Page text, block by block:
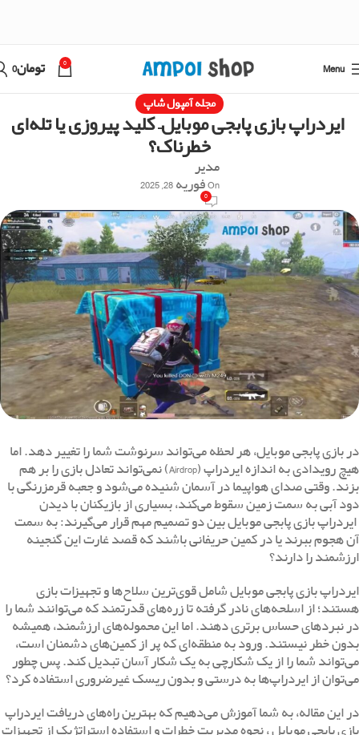
Menu
0 تومان0
مجله آمپول شاپ
ایردراپ بازی پابجی موبایل– کلید پیروزی یا تله‌ای
خطرناک؟
مدیر
On فوریه 28, 2025
0
در بازی پابجی موبایل، هر لحظه می‌تواند سرنوشت شما را تغییر دهد. اما
هیچ رویدادی به اندازه ایردراپ (Airdrop) نمی‌تواند تعادل بازی را بر هم
بزند. وقتی صدای هواپیما در آسمان شنیده می‌شود و جعبه قرمز‌رنگی با
دود آبی به سمت زمین سقوط می‌کند، بسیاری از بازیکنان با دیدن
ایردراپ بازی پابجی موبایل بین دو تصمیم مهم قرار می‌گیرند: به سمت
آن هجوم ببرند یا در کمین حریفانی باشند که قصد غارت این گنجینه
ارزشمند را دارند؟
ایردراپ بازی پابجی موبایل شامل قوی‌ترین سلاح‌ها و تجهیزات بازی
هستند؛ از اسلحه‌های نادر گرفته تا زره‌های قدرتمند که می‌توانند شما را
در نبردهای حساس برتری دهند. اما این محموله‌های ارزشمند، همیشه
بدون خطر نیستند. ورود به منطقه‌ای که پر از کمین‌های دشمنان است،
می‌تواند شما را از یک شکارچی به یک شکار آسان تبدیل کند. پس چطور
می‌توان از ایردراپ‌ها به درستی و بدون ریسک غیرضروری استفاده کرد؟
در این مقاله، به شما آموزش می‌دهیم که بهترین راه‌های دریافت ایردراپ